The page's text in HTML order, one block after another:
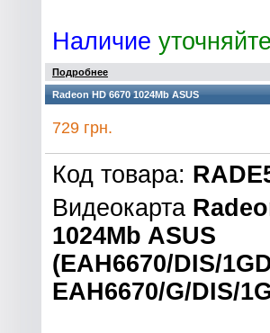
Наличие
Подробнее
Radeon HD 6670 1024Mb ASUS
729 грн.
Код товара:
Видеокарта
1024Mb ASUS
(EAH6670/DIS/
EAH6670/G/DIS/